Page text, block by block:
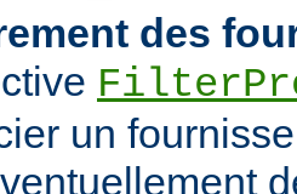
des
un